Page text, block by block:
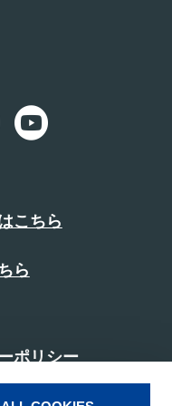
こちら
ら
ポリシー